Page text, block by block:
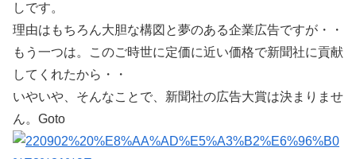
しです。
理由はもちろん大胆な構図と夢のある企業広告ですが・・
もう一つは。このご時世に定価に近い価格で新聞社に貢献
してくれたから・・
いやいや、そんなことで、新聞社の広告大賞は決まりませ
ん。Goto